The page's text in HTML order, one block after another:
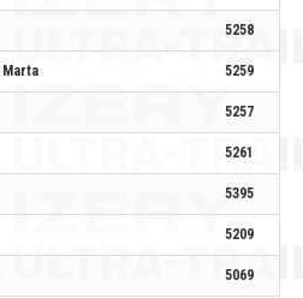
5258
Marta 5259
5257
5261
5395
5209
5069